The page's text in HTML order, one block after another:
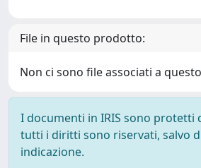
File in questo prodotto:
Non ci sono file associati a
I documenti in IRIS sono protetti
tutti i diritti sono riservati, salvo
indicazione.